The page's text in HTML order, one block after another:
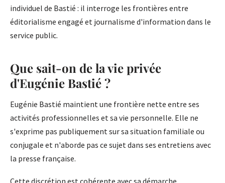
individuel de Bastié : il interroge les frontières entre
éditorialisme engagé et journalisme d'information dans le
service public.
Que sait-on de la vie privée
d'Eugénie Bastié ?
Eugénie Bastié maintient une frontière nette entre ses
activités professionnelles et sa vie personnelle. Elle ne
s'exprime pas publiquement sur sa situation familiale ou
conjugale et n'aborde pas ce sujet dans ses entretiens avec
la presse française.
Cette discrétion est cohérente avec sa démarche